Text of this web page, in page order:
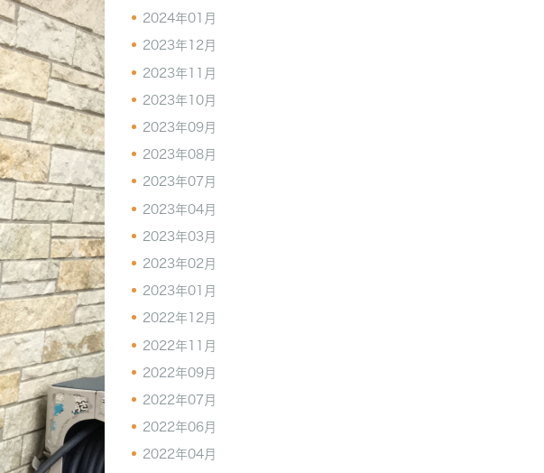
2024年01月
2023年12月
2023年11月
2023年10月
2023年09月
2023年08月
2023年07月
2023年04月
2023年03月
2023年02月
2023年01月
2022年12月
2022年11月
2022年09月
2022年07月
2022年06月
2022年04月